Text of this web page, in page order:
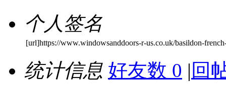
个人签名
[url]https://www.windowsanddoors-r-us.co.uk/basildon-
统计信息 好友数 0 | 回